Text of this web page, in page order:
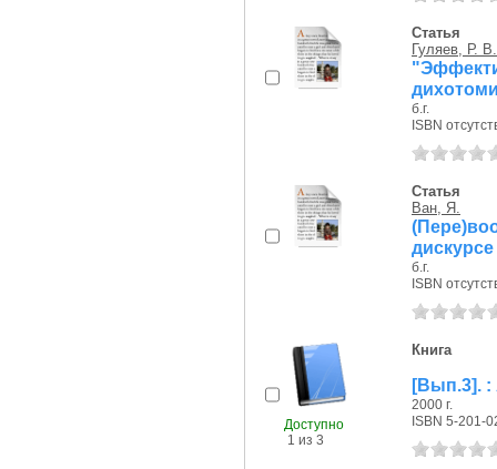
Статья
Гуляев, Р. В.
б.г.
ISBN
Статья
Ван, Я.
б.г.
ISBN
Доступно
1 из 3
Книга
[Вып.3]. :
2000 г.
ISBN 5-201-